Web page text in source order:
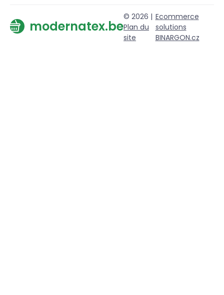
modernatex.be
© 2026 |
Plan du
site
Ecommerce
solutions
BINARGON.cz